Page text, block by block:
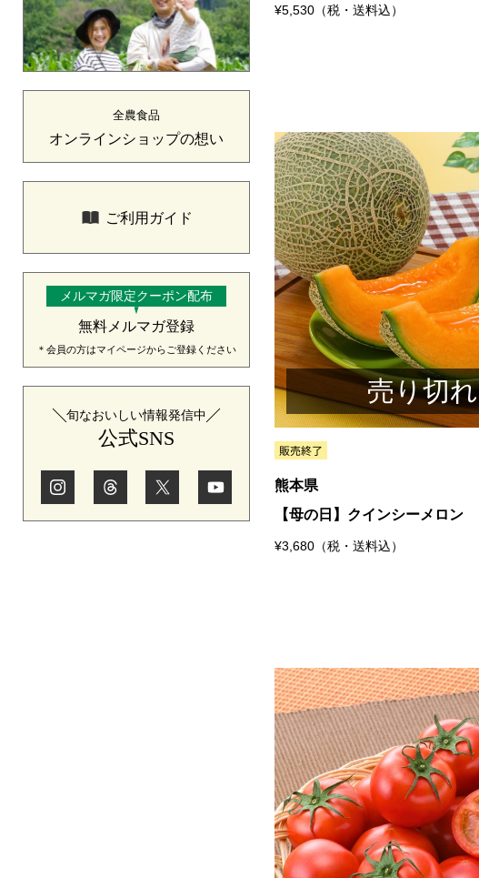
全農食品
オンラインショップの想い
ご利用ガイド
メルマガ限定クーポン配布
無料メルマガ登録
＊会員の方はマイページからご登録ください
旬なおいしい情報発信中
公式SNS
¥5,530（税・送料込）
売り切れ
熊本県
【母の日】クインシーメロン
¥3,680（税・送料込）